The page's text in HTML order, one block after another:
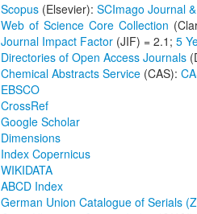
Scopus (Elsevier): SCImago Journal
Web of Science Core Collection
Journal Impact Factor (JIF) = 2.1; 5
Directories of Open Access Journals
Chemical Abstracts Service (CAS):
EBSCO
CrossRef
Google Scholar
Dimensions
Index Copernicus
WIKIDATA
ABCD Index
German Union Catalogue of Serials